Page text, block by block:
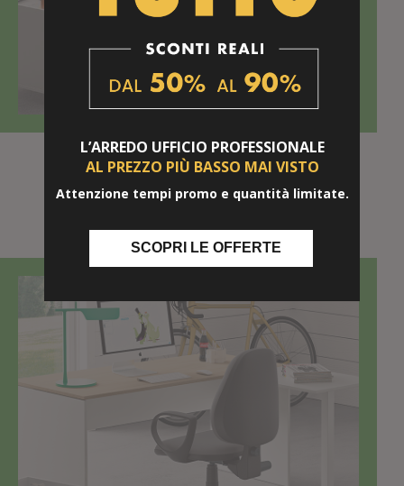
Start Up - Scrivania con Allungo
RICHEDI OFFERTA
L’ARREDO UFFICIO PROFESSIONALE
AL PREZZO PIÙ BASSO MAI VISTO
Attenzione tempi promo e quantità limitate.
SCOPRI LE OFFERTE